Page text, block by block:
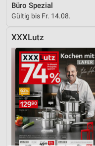
Büro Spezial
Gültig bis Fr. 14.08.
XXXLutz